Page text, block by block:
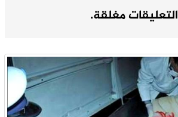
التعليقات مغلقة.